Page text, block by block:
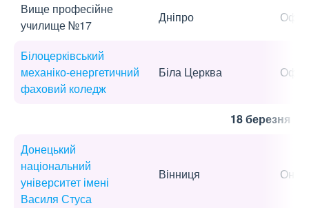
Вище професійне
училище №17
Дніпро
Білоцерківський
механіко-енергетичний
фаховий коледж
Біла Церква
18 березня
Донецький
національний
університет імені
Василя Стуса
Вінниця